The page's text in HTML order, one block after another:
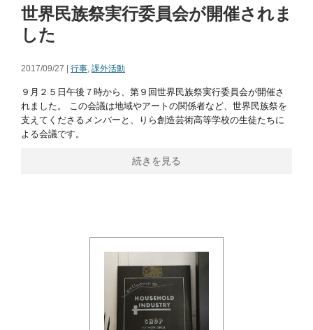
世界民族祭実行委員会が開催されま
した
2017/09/27 | 行事, 課外活動
９月２５日午後７時から、第９回世界民族祭実行委員会が開催さ
れました。 この会議は地域やアートの関係者など、世界民族祭を
支えてくださるメンバーと、りら創造芸術高等学校の生徒たちに
よる会議です。
続きを見る